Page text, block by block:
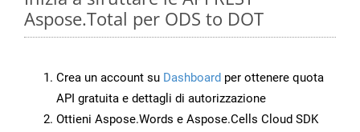
Aspose.Total per ODS to DOT
Crea un account su Dashboard per ottenere quota
API gratuita e dettagli di autorizzazione
Ottieni Aspose.Words e Aspose.Cells Cloud SDK